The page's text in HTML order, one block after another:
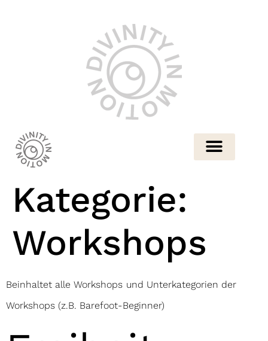
Kategorie:
Workshops
Beinhaltet alle Workshops und Unterkategorien der
Workshops (z.B. Barefoot-Beginner)